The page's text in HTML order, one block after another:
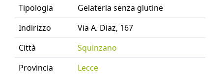
Tipologia
Gelateria senza glutine
Indirizzo
Via A. Diaz, 167
Città
Squinzano
Provincia
Lecce